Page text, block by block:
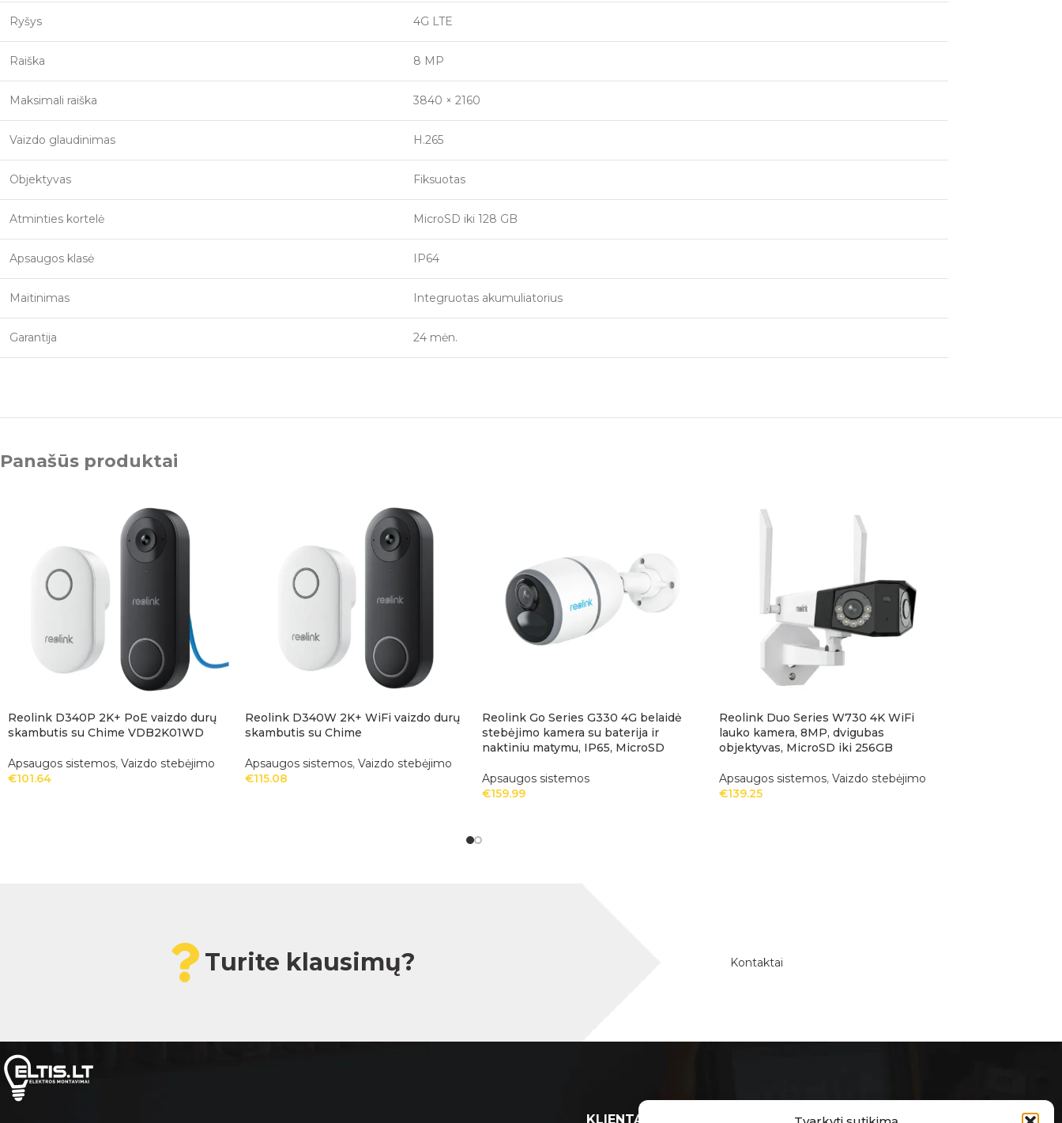
Ryšys 4G LTE
Raiška 8 MP
Maksimali raiška 3840 × 2160
Vaizdo glaudinimas H.265
Objektyvas Fiksuotas
Atminties kortelė MicroSD iki 128 GB
Apsaugos klasė IP64
Maitinimas Integruotas akumuliatorius
Garantija 24 mėn.
Panašūs produktai
Reolink D340P 2K+ PoE vaizdo durų
skambutis su Chime VDB2K01WD
Apsaugos sistemos, Vaizdo stebėjimo
€101.64
Reolink D340W 2K+ WiFi vaizdo durų
skambutis su Chime
Apsaugos sistemos, Vaizdo stebėjimo
€115.08
Reolink Go Series G330 4G belaidė
stebėjimo kamera su baterija ir
naktiniu matymu, IP65, MicroSD
Apsaugos sistemos
€159.99
Reolink Duo Series W730 4K WiFi
lauko kamera, 8MP, dvigubas
objektyvas, MicroSD iki 256GB
Apsaugos sistemos, Vaizdo stebėjimo
€139.25
Turite klausimų? Kontaktai
KLIENTAMS E-PARDUOTUVĖ